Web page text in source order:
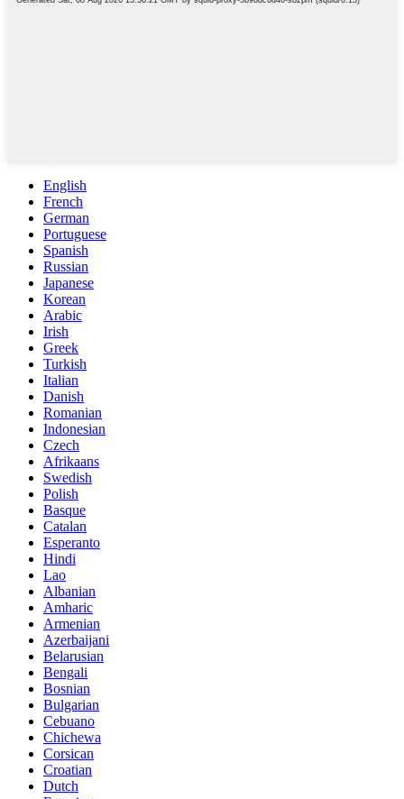
English
French
German
Portuguese
Spanish
Russian
Japanese
Korean
Arabic
Irish
Greek
Turkish
Italian
Danish
Romanian
Indonesian
Czech
Afrikaans
Swedish
Polish
Basque
Catalan
Esperanto
Hindi
Lao
Albanian
Amharic
Armenian
Azerbaijani
Belarusian
Bengali
Bosnian
Bulgarian
Cebuano
Chichewa
Corsican
Croatian
Dutch